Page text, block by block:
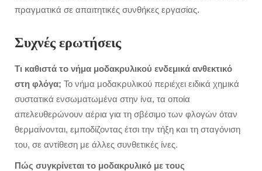
πραγματικά σε απαιτητικές συνθήκες εργασίας.
Συχνές ερωτήσεις
Τι καθιστά το νήμα μοδακρυλικού ενδεμικά ανθεκτικό
στη φλόγα; Το νήμα μοδακρυλικού περιέχει ειδικά χημικά
συστατικά ενσωματωμένα στην ίνα, τα οποία
απελευθερώνουν αέρια για τη σβέσιμο των φλογών όταν
θερμαίνονται, εμποδίζοντας έτσι την τήξη και τη σταγόνιση
του, σε αντίθεση με άλλες συνθετικές ίνες.
Πώς συγκρίνεται το μοδακρυλικό με τους